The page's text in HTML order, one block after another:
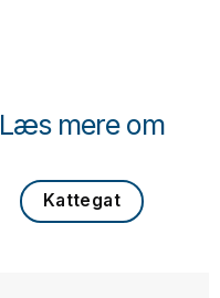
Læs mere om
Kattegat